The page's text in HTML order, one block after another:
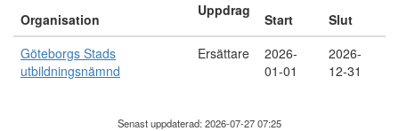
Organisation
Uppdrag
Start
Slut
Göteborgs Stads
utbildningsnämnd
Ersättare
2026-
01-01
2026-
12-31
Senast uppdaterad: 2026-07-27 07:25